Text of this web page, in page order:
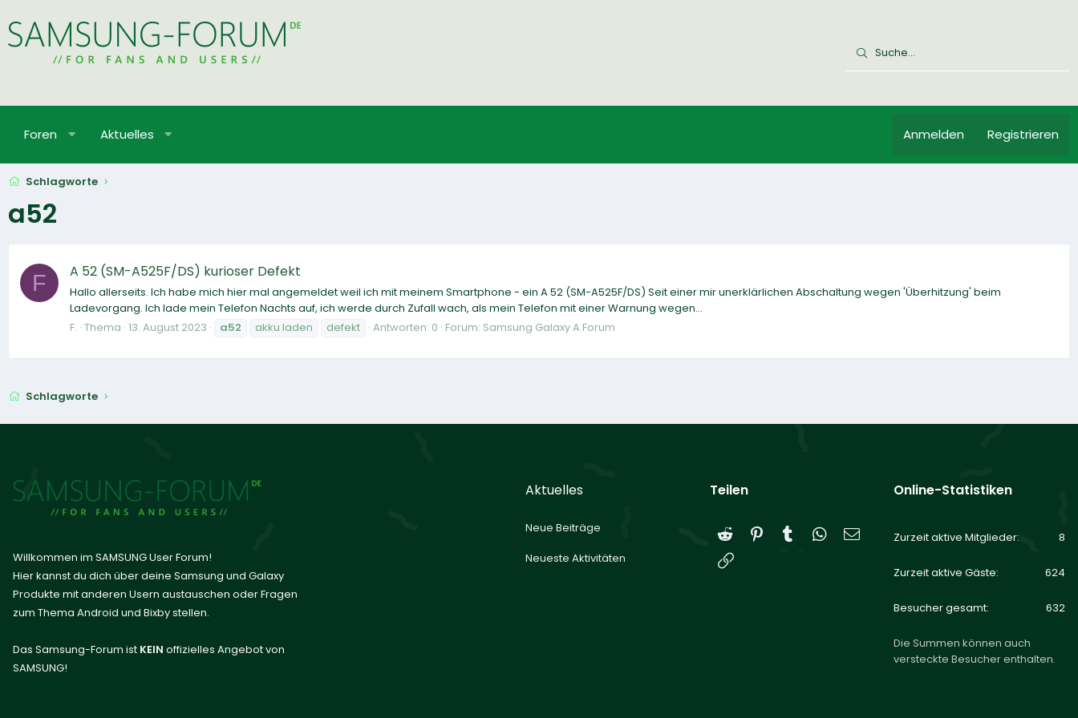
Foren Aktuelles Anmelden Registrieren
Schlagworte
a52
F A 52 (SM-A525F/DS) kurioser Defekt
Hallo allerseits. Ich habe mich hier mal angemeldet weil ich mit meinem Smartphone - ein A 52 (SM-A525F/DS) Seit einer mir unerklärlichen Abschaltung wegen 'Überhitzung' beim
Ladevorgang. Ich lade mein Telefon Nachts auf, ich werde durch Zufall wach, als mein Telefon mit einer Warnung wegen...
F. Thema 13. August 2023 a52 akku laden defekt Antworten: 0 Forum: Samsung Galaxy A Forum
Schlagworte
Willkommen im SAMSUNG User Forum!
Hier kannst du dich über deine Samsung und Galaxy
Produkte mit anderen Usern austauschen oder Fragen
zum Thema Android und Bixby stellen.
Das Samsung-Forum ist KEIN offizielles Angebot von
SAMSUNG!
Aktuelles
Neue Beiträge
Neueste Aktivitäten
Teilen
Reddit Pinterest
Tumblr WhatsApp
E-Mail
Online-Statistiken
Zurzeit aktive Mitglieder 8
Zurzeit aktive Gäste 624
Besucher gesamt 632
Die Summen können auch
versteckte Besucher enthalten.